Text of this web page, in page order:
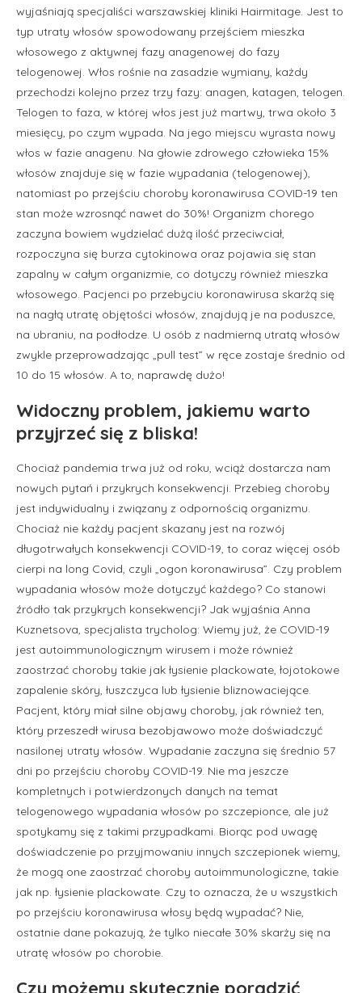
wyjaśniają specjaliści warszawskiej kliniki Hairmitage. Jest to
typ utraty włosów spowodowany przejściem mieszka
włosowego z aktywnej fazy anagenowej do fazy
telogenowej. Włos rośnie na zasadzie wymiany, każdy
przechodzi kolejno przez trzy fazy: anagen, katagen, telogen.
Telogen to faza, w której włos jest już martwy, trwa około 3
miesięcy, po czym wypada. Na jego miejscu wyrasta nowy
włos w fazie anagenu. Na głowie zdrowego człowieka 15%
włosów znajduje się w fazie wypadania (telogenowej),
natomiast po przejściu choroby koronawirusa COVID-19 ten
stan może wzrosnąć nawet do 30%! Organizm chorego
zaczyna bowiem wydzielać dużą ilość przeciwciał,
rozpoczyna się burza cytokinowa oraz pojawia się stan
zapalny w całym organizmie, co dotyczy również mieszka
włosowego. Pacjenci po przebyciu koronawirusa skarżą się
na nagłą utratę objętości włosów, znajdują je na poduszce,
na ubraniu, na podłodze. U osób z nadmierną utratą włosów
zwykle przeprowadzając „pull test” w ręce zostaje średnio od
10 do 15 włosów. A to, naprawdę dużo!
Widoczny problem, jakiemu warto
przyjrzeć się z bliska!
Chociaż pandemia trwa już od roku, wciąż dostarcza nam
nowych pytań i przykrych konsekwencji. Przebieg choroby
jest indywidualny i związany z odpornością organizmu.
Chociaż nie każdy pacjent skazany jest na rozwój
długotrwałych konsekwencji COVID-19, to coraz więcej osób
cierpi na long Covid, czyli „ogon koronawirusa”. Czy problem
wypadania włosów może dotyczyć każdego? Co stanowi
źródło tak przykrych konsekwencji? Jak wyjaśnia Anna
Kuznetsova, specjalista trycholog: Wiemy już, że COVID-19
jest autoimmunologicznym wirusem i może również
zaostrzać choroby takie jak łysienie plackowate, łojotokowe
zapalenie skóry, łuszczyca lub łysienie bliznowaciejące.
Pacjent, który miał silne objawy choroby, jak również ten,
który przeszedł wirusa bezobjawowo może doświadczyć
nasilonej utraty włosów. Wypadanie zaczyna się średnio 57
dni po przejściu choroby COVID-19. Nie ma jeszcze
kompletnych i potwierdzonych danych na temat
telogenowego wypadania włosów po szczepionce, ale już
spotykamy się z takimi przypadkami. Biorąc pod uwagę
doświadczenie po przyjmowaniu innych szczepionek wiemy,
że mogą one zaostrzać choroby autoimmunologiczne, takie
jak np. łysienie plackowate. Czy to oznacza, że u wszystkich
po przejściu koronawirusa włosy będą wypadać? Nie,
ostatnie dane pokazują, że tylko niecałe 30% skarży się na
utratę włosów po chorobie.
Czy możemy skutecznie poradzić